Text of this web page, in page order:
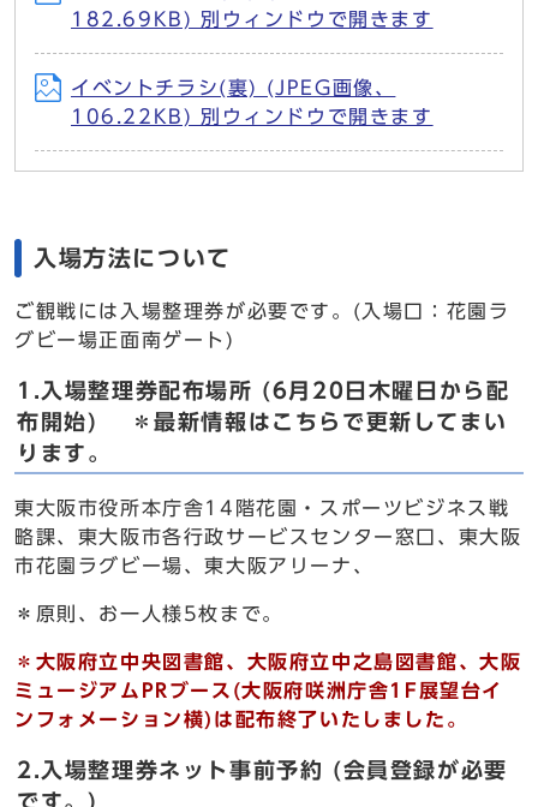
182.69KB) 別ウィンドウで開きます
イベントチラシ(裏) (JPEG画像、
106.22KB) 別ウィンドウで開きます
入場方法について
ご観戦には入場整理券が必要です。(入場口：花園ラ
グビー場正面南ゲート)
1.入場整理券配布場所 (6月20日木曜日から配
布開始) ＊最新情報はこちらで更新してまい
ります。
東大阪市役所本庁舎14階花園・スポーツビジネス戦
略課、東大阪市各行政サービスセンター窓口、東大阪
市花園ラグビー場、東大阪アリーナ、
＊原則、お一人様5枚まで。
＊大阪府立中央図書館、大阪府立中之島図書館、大阪
ミュージアムPRブース(大阪府咲洲庁舎1F展望台イ
ンフォメーション横) は配布終了いたしました。
2.入場整理券ネット事前予約 (会員登録が必要
です。)